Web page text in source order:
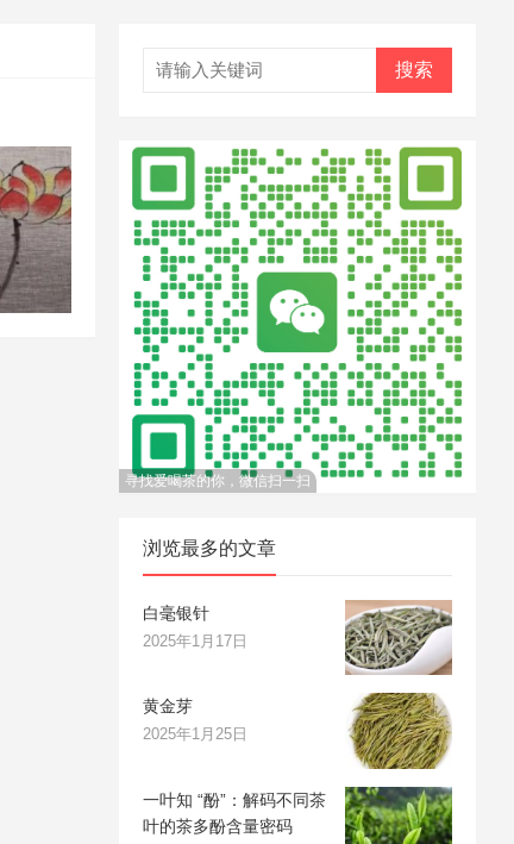
搜索
寻找爱喝茶的你，微信扫一扫
浏览最多的文章
白毫银针
2025年1月17日
黄金芽
2025年1月25日
一叶知 “酚”：解码不同茶
叶的茶多酚含量密码